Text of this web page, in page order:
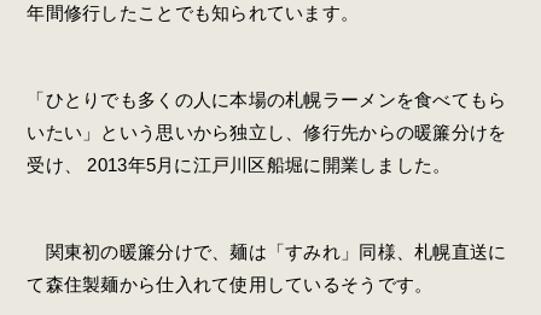
年間修行したことでも知られています。
「ひとりでも多くの人に本場の札幌ラーメンを食べてもら
いたい」という思いから独立し、修行先からの暖簾分けを
受け、 2013年5月に江戸川区船堀に開業しました。
関東初の暖簾分けで、麺は「すみれ」同様、札幌直送に
て森住製麺から仕入れて使用しているそうです。